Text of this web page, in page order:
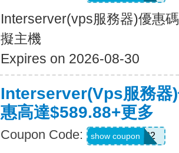
Interserver(vps服務器)優惠
擬主機
Expires on 2026-08-30
Interserver(vps服務器
惠高達$589.88+更多
Coupon Code: KooKoo2022
show coupon